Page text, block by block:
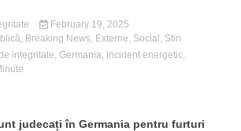
February 19, 2025
, Breaking News, Externe, Social , Stiri
integritate, Germania, incident energetic,
judecați în Germania pentru furturi